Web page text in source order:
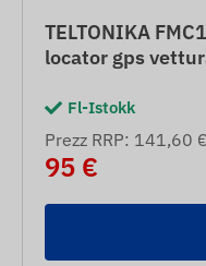
TELTONIKA
locator gps
Fl-Istokk
Prezz RRP: 141,60 €
95 €